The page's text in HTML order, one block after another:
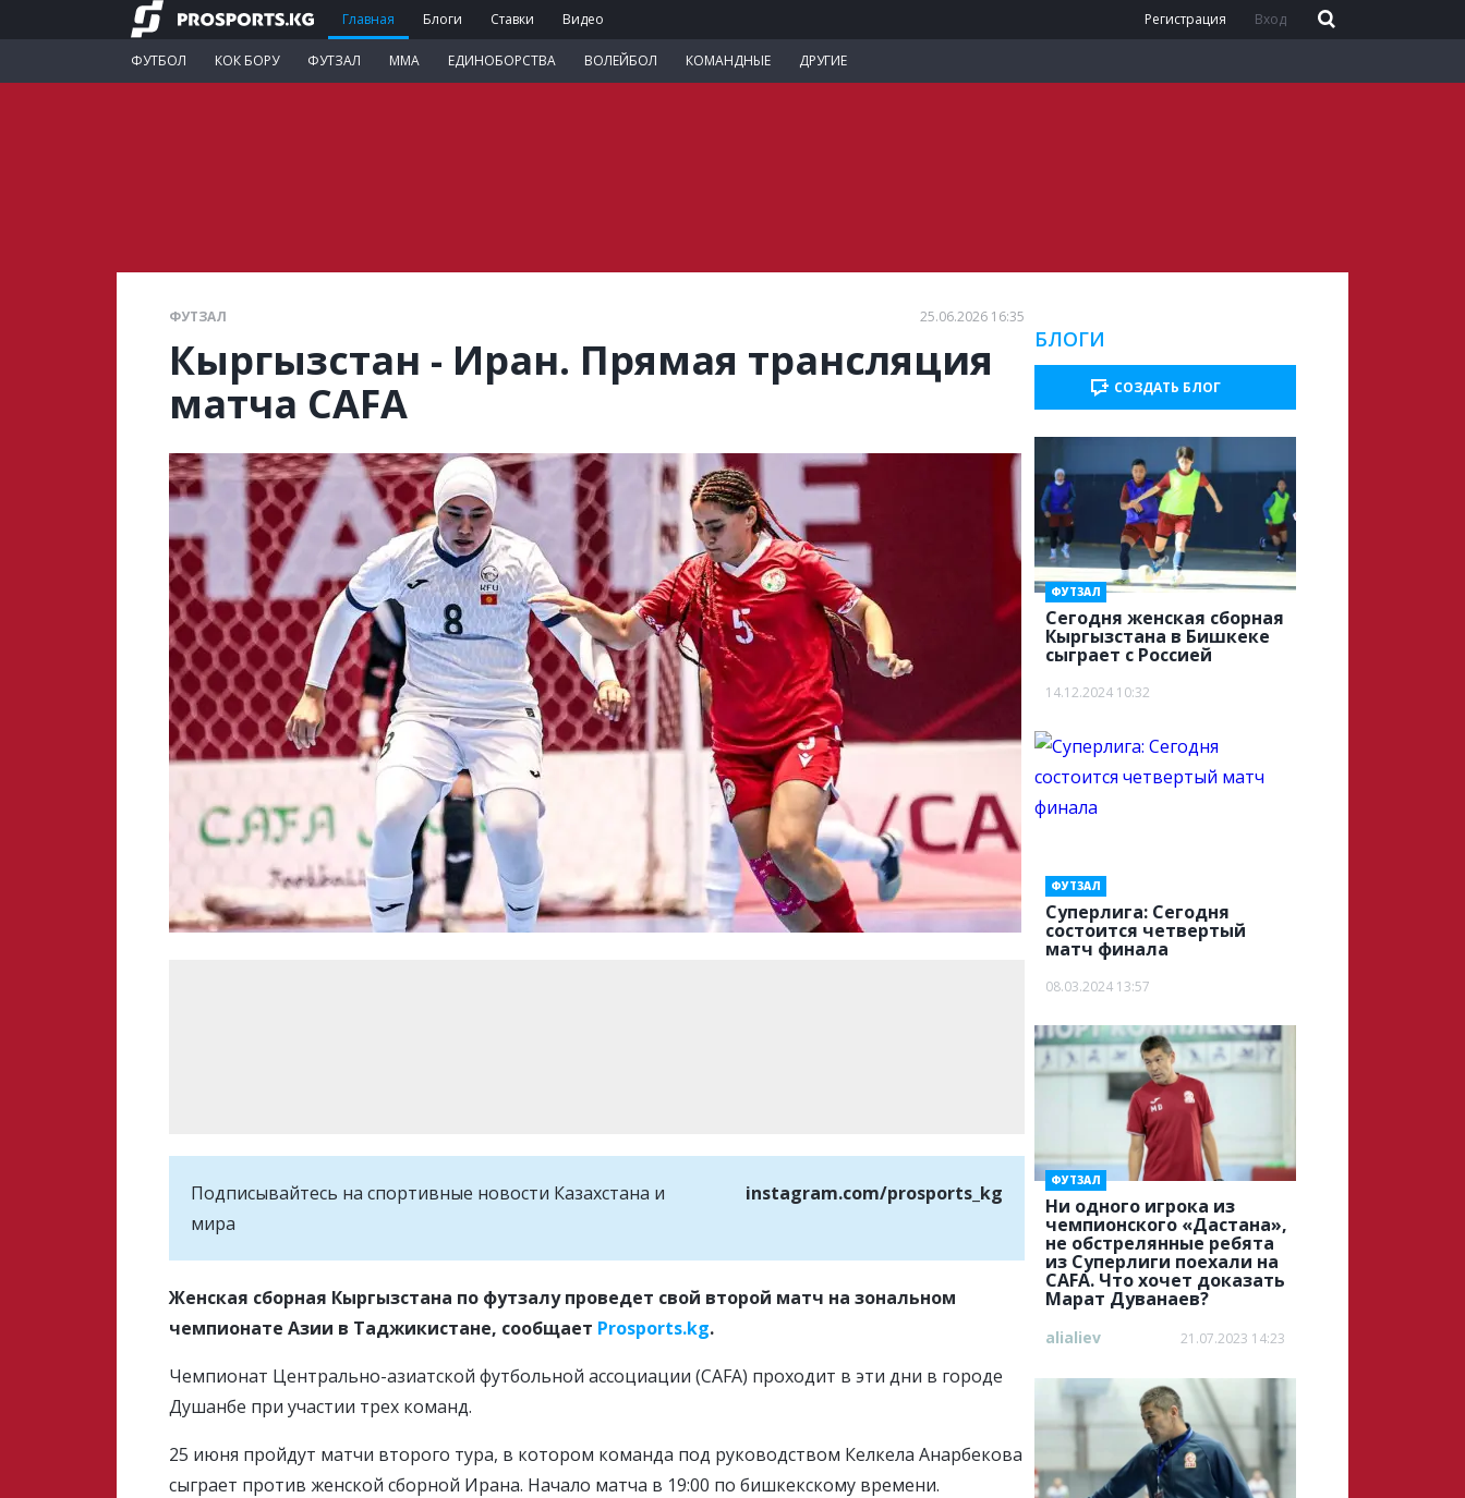
Главная Блоги Ставки Видео
ФУТБОЛ КОК БОРУ ФУТЗАЛ ММА ЕДИНОБОРСТВА ВОЛЕЙБОЛ КОМАНДНЫЕ ДРУГИЕ
Регистрация Вход
ФУТЗАЛ 25.06.2026 16:35
Кыргызстан - Иран. Прямая трансляция
матча CAFA
Подписывайтесь на cпортивные новости Казахстана и
мира
instagram.com/prosports_kg
Женская сборная Кыргызстана по футзалу проведет свой второй матч на зональном
чемпионате Азии в Таджикистане, сообщает Prosports.kg.
Чемпионат Центрально-азиатской футбольной ассоциации (СAFA) проходит в эти дни в городе
Душанбе при участии трех команд.
25 июня пройдут матчи второго тура, в котором команда под руководством Келкела Анарбекова
сыграет против женской сборной Ирана. Начало матча в 19:00 по бишкекскому времени.
БЛОГИ
СОЗДАТЬ БЛОГ
Сегодня женская сборная
Кыргызстана в Бишкеке
сыграет с Россией
ФУТЗАЛ
14.12.2024 10:32
Суперлига: Сегодня
состоится четвертый
матч финала
ФУТЗАЛ
08.03.2024 13:57
Ни одного игрока из
чемпионского «Дастана»,
не обстрелянные ребята
из Суперлиги поехали на
CAFA. Что хочет доказать
Марат Дуванаев?
ФУТЗАЛ
alialiev 21.07.2023 14:23